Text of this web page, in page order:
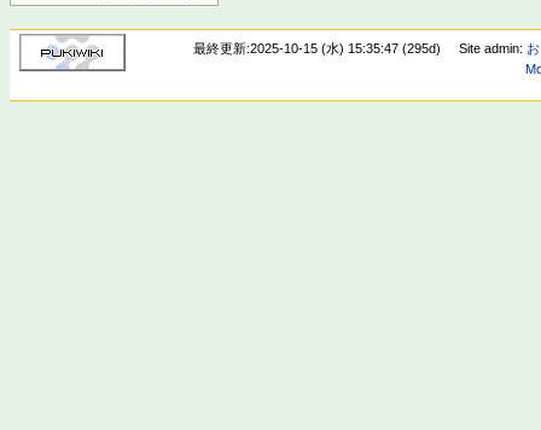
最終更新:2025-10-15 (水) 15:35:47 (295d) Site admin: